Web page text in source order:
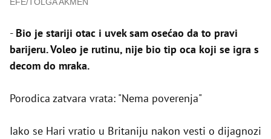
EFE/TOLGA AKMEN
- Bio je stariji otac i uvek sam osećao da to pravi
barijeru. Voleo je rutinu, nije bio tip oca koji se igra s
decom do mraka.
Porodica zatvara vrata: "Nema poverenja"
Iako se Hari vratio u Britaniju nakon vesti o dijagnozi